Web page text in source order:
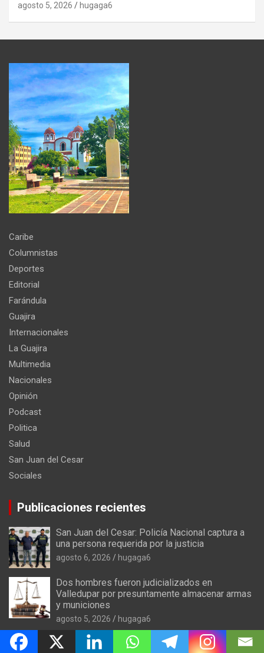
agosto 5, 2026 hugaga6
Caribe
Columnistas
Deportes
Editorial
Farándula
Guajira
Internacionales
La Guajira
Multimedia
Nacionales
Opinión
Podcast
Politica
Salud
San Juan del Cesar
Sociales
Publicaciones recientes
San Juan del Cesar: Policía Nacional captura a
una persona requerida por la justicia
agosto 6, 2026 hugaga6
Dos hombres fueron judicializados en
Valledupar por presuntamente almacenar armas
y municiones
agosto 5, 2026 hugaga6
Corpoguajira y municipio de Distracción